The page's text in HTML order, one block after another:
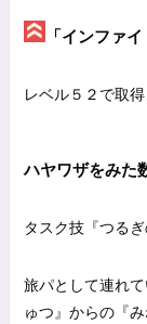
「インファ
レベル５２で取
ハヤワザをみ
タスク技『つる
旅パとして連れ
ゅつ』からの『